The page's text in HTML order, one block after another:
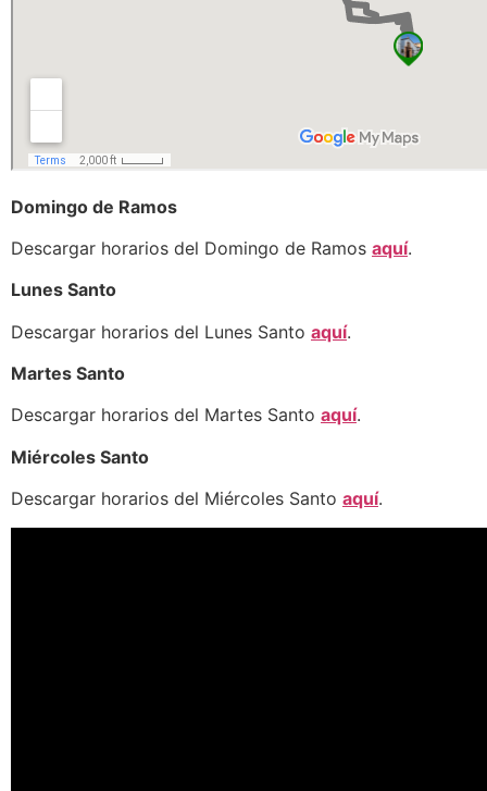
Domingo de Ramos
Descargar horarios del Domingo de Ramos aquí.
Lunes Santo
Descargar horarios del Lunes Santo aquí.
Martes Santo
Descargar horarios del Martes Santo aquí.
Miércoles Santo
Descargar horarios del Miércoles Santo aquí.